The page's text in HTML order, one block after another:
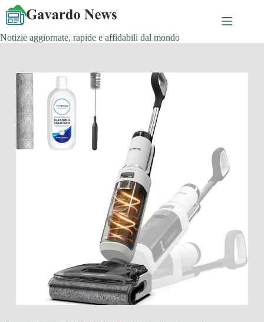
Salta
contenuto
Notizie aggiornate, rapide e affidabili dal mondo